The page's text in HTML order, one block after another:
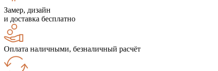
Замер, дизайн
и доставка бесплатно
Оплата наличными, безналичный расчёт